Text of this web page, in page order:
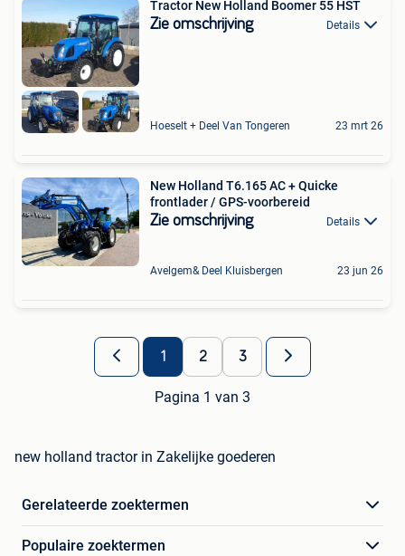
Tractor New Holland Boomer 55 HST
Zie omschrijving Details
Hoeselt + Deel Van Tongeren 23 mrt 26
New Holland T6.165 AC + Quicke
frontlader / GPS-voorbereid
Zie omschrijving Details
Avelgem& Deel Kluisbergen 23 jun 26
1 2 3
Pagina 1 van 3
new holland tractor in Zakelijke goederen
Gerelateerde zoektermen
Populaire zoektermen